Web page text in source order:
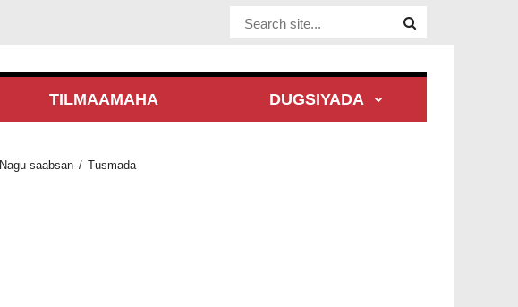
Website Site
TILMAAMAHA DUGSIYADA
Nagu saabsan Tusmada